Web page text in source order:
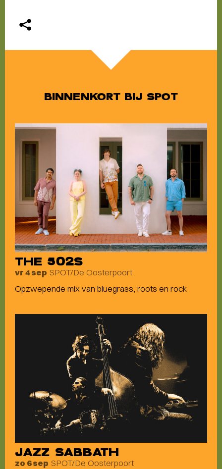
BINNENKORT BIJ SPOT
THE 502S
vr 4 sep SPOT/De Oosterpoort
Opzwepende mix van bluegrass, roots en rock
JAZZ SABBATH
zo 6 sep SPOT/De Oosterpoort